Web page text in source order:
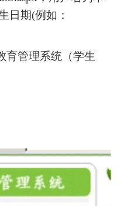
日期(例如：
育管理系统（学生